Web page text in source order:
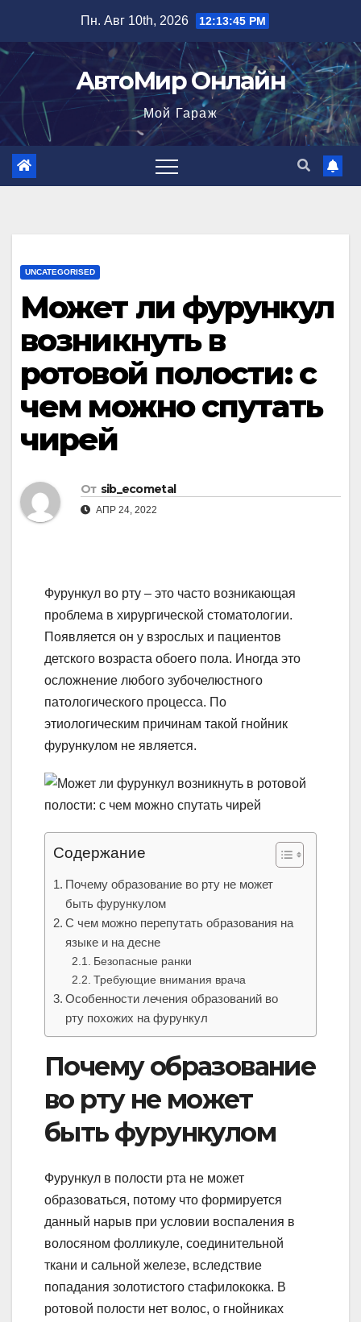
содержимому
Пн. Авг 10th, 2026 12:13:46 PM
АвтоМир Онлайн
Мой Гараж
UNCATEGORISED
Может ли фурункул
возникнуть в
ротовой полости: с
чем можно спутать
чирей
От sib_ecometal
АПР 24, 2022
Фурункул во рту – это часто возникающая
проблема в хирургической стоматологии.
Появляется он у взрослых и пациентов
детского возраста обоего пола. Иногда это
осложнение любого зубочелюстного
патологического процесса. По
этиологическим причинам такой гнойник
фурункулом не является.
Содержание
Почему образование во рту не может
быть фурункулом
С чем можно перепутать образования на
языке и на десне
Безопасные ранки
Требующие внимания врача
Особенности лечения образований во
рту похожих на фурункул
Почему образование
во рту не может
быть фурункулом
Фурункул в полости рта не может
образоваться, потому что формируется
данный нарыв при условии воспаления в
волосяном фолликуле, соединительной
ткани и сальной железе, вследствие
попадания золотистого стафилококка. В
ротовой полости нет волос, о гнойниках